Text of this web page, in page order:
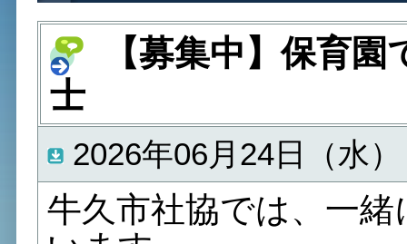
【募集中】保育園
士
2026年06月24日（水）
牛久市社協では、一